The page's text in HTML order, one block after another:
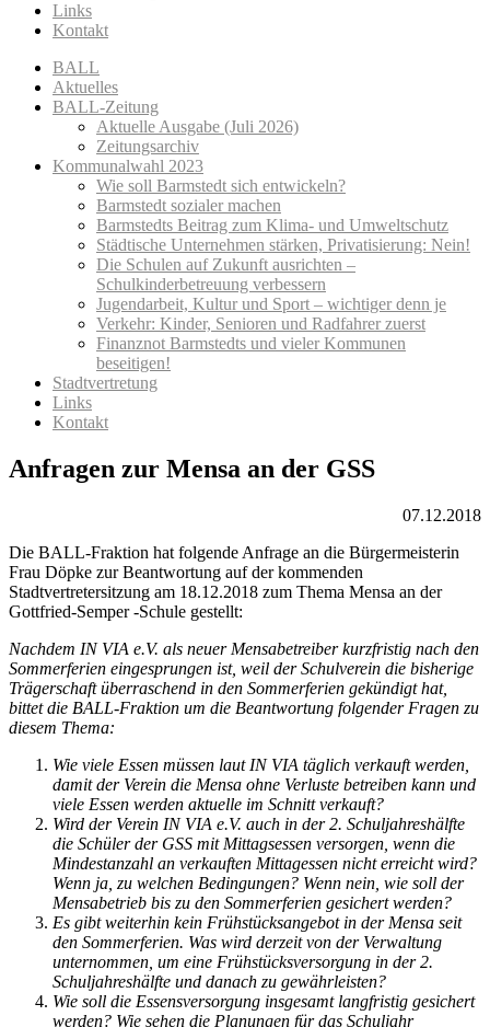
Links
Kontakt
BALL
Aktuelles
BALL-Zeitung
Aktuelle Ausgabe (Juli 2026)
Zeitungsarchiv
Kommunalwahl 2023
Wie soll Barmstedt sich entwickeln?
Barmstedt sozialer machen
Barmstedts Beitrag zum Klima- und Umweltschutz
Städtische Unternehmen stärken, Privatisierung: Nein!
Die Schulen auf Zukunft ausrichten –
Schulkinderbetreuung verbessern
Jugendarbeit, Kultur und Sport – wichtiger denn je
Verkehr: Kinder, Senioren und Radfahrer zuerst
Finanznot Barmstedts und vieler Kommunen
beseitigen!
Stadtvertretung
Links
Kontakt
Anfragen zur Mensa an der GSS
07.12.2018
Die BALL-Fraktion hat folgende Anfrage an die Bürgermeisterin
Frau Döpke zur Beantwortung auf der kommenden
Stadtvertretersitzung am 18.12.2018 zum Thema Mensa an der
Gottfried-Semper -Schule gestellt:
Nachdem IN VIA e.V. als neuer Mensabetreiber kurzfristig nach den
Sommerferien eingesprungen ist, weil der Schulverein die bisherige
Trägerschaft überraschend in den Sommerferien gekündigt hat,
bittet die BALL-Fraktion um die Beantwortung folgender Fragen zu
diesem Thema:
Wie viele Essen müssen laut IN VIA täglich verkauft werden,
damit der Verein die Mensa ohne Verluste betreiben kann und
viele Essen werden aktuelle im Schnitt verkauft?
Wird der Verein IN VIA e.V. auch in der 2. Schuljahreshälfte
die Schüler der GSS mit Mittagsessen versorgen, wenn die
Mindestanzahl an verkauften Mittagessen nicht erreicht wird?
Wenn ja, zu welchen Bedingungen? Wenn nein, wie soll der
Mensabetrieb bis zu den Sommerferien gesichert werden?
Es gibt weiterhin kein Frühstücksangebot in der Mensa seit
den Sommerferien. Was wird derzeit von der Verwaltung
unternommen, um eine Frühstücksversorgung in der 2.
Schuljahreshälfte und danach zu gewährleisten?
Wie soll die Essensversorgung insgesamt langfristig gesichert
werden? Wie sehen die Planungen für das Schuljahr